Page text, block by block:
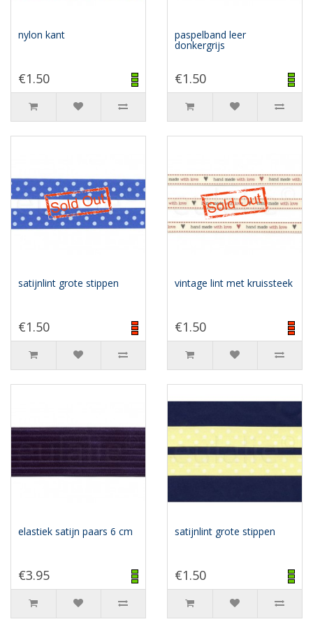
nylon kant
€1.50
paspelband leer
donkergrijs
€1.50
satijnlint grote stippen
€1.50
vintage lint met kruissteek
€1.50
elastiek satijn paars 6 cm
€3.95
satijnlint grote stippen
€1.50